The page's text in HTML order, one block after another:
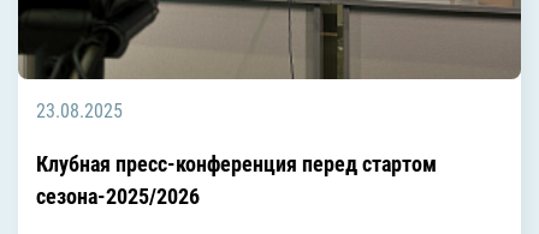
23.08.2025
Клубная пресс-конференция перед стартом
сезона-2025/2026